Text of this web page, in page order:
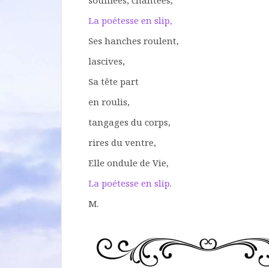
La poétesse en slip,
Ses hanches roulent,
lascives,
Sa tête part
en roulis,
tangages du corps,
rires du ventre,
Elle ondule de Vie,
La poétesse en slip.
M.